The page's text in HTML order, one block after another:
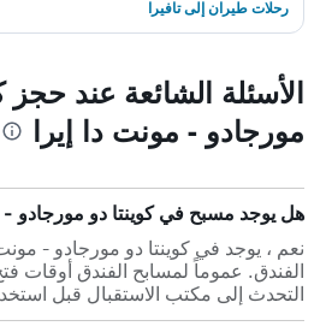
رحلات طيران إلى تافيرا
الأسئلة الشائعة عند حجز
مورجادو - مونت دا إيرا
هل يوجد مسبح في كوينتا دو مورجادو -
نعم ، يوجد في كوينتا دو مورجادو -
الفندق. عموماً لمسابح الفندق أوقات
التحدث إلى مكتب الاستقبال قبل